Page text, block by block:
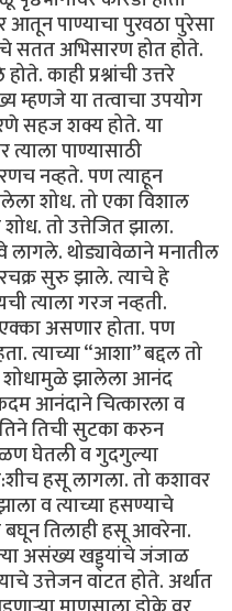
आतून पाण्याचा पुरवठा पुरेसा
सतत अभिसारण होत होते.
काही प्रश्नांची उत्तरे
म्हणजे या तत्वाचा उपयोग
सहज शक्य होते. या
पाण्यासाठी
नव्हते. पण त्याहून
शोध. तो एका विशाल
तो उत्तेजित झाला.
लागले. थोड्यावेळाने मनातील
सुरु झाले. त्याचे हे
त्याला गरज नव्हती.
एक्का असणार होता. पण
त्याच्या “आशा” बद्दल तो
शोधामुळे झालेला आनंद
आनंदाने चित्कारला व
तिने तिची सुटका करुन
घेतली व गुदगुल्या
हसू लागला. तो कशावर
व त्याच्या हसण्याचे
तिलाही हसू आवरेना.
असंख्य खड्ड्यांचे जंजाळ
उत्तेजन वाटत होते. अर्थात